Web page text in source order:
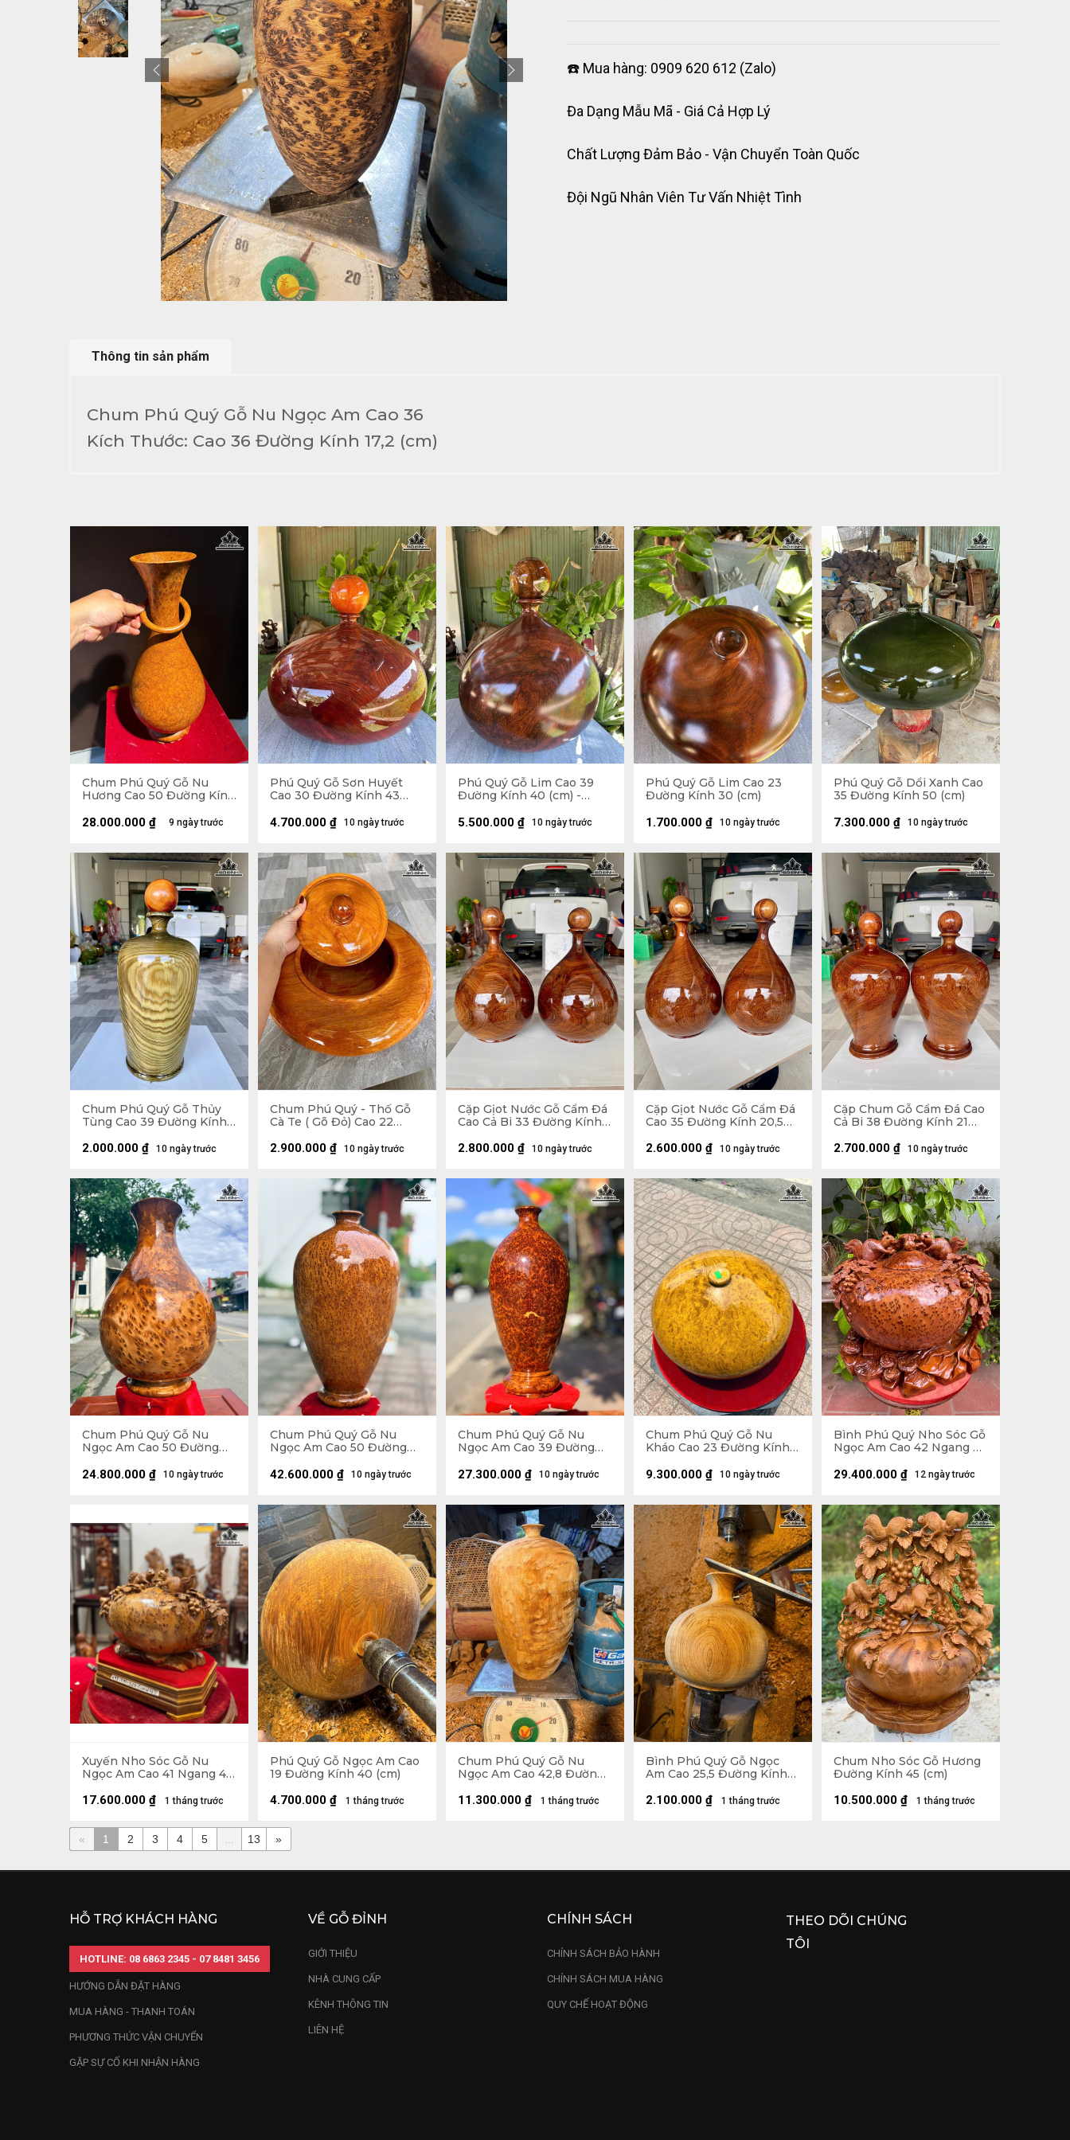
☎️ Mua hàng: 0909 620 612 (Zalo)
Đa Dạng Mẫu Mã - Giá Cả Hợp Lý
Chất Lượng Đảm Bảo - Vận Chuyển Toàn Quốc
Đội Ngũ Nhân Viên Tư Vấn Nhiệt Tình
Thông tin sản phẩm
Chum Phú Quý Gỗ Nu Ngọc Am Cao 36
Kích Thước: Cao 36 Đường Kính 17,2 (cm)
Chum Phú Quý Gỗ Nu
Hương Cao 50 Đường Kính
9 ngày trước
28.000.000 ₫
Phú Quý Gỗ Sơn Huyết
Cao 30 Đường Kính 43
10 ngày trước
4.700.000 ₫
Phú Quý Gỗ Lim Cao 39
Đường Kính 40 (cm) -
10 ngày trước
5.500.000 ₫
Phú Quý Gỗ Lim Cao 23
Đường Kính 30 (cm)
10 ngày trước
1.700.000 ₫
Phú Quý Gỗ Dổi Xanh Cao
35 Đường Kính 50 (cm)
10 ngày trước
7.300.000 ₫
Chum Phú Quý Gỗ Thủy
Tùng Cao 39 Đường Kính
10 ngày trước
2.000.000 ₫
Chum Phú Quý - Thố Gỗ
Cà Te ( Gõ Đỏ) Cao 22
10 ngày trước
2.900.000 ₫
Cặp Gịot Nước Gỗ Cẩm Đá
Cao Cả Bi 33 Đường Kính
10 ngày trước
2.800.000 ₫
Cặp Gịot Nước Gỗ Cẩm Đá
Cao 35 Đường Kính 20,5
10 ngày trước
2.600.000 ₫
Cặp Chum Gỗ Cẩm Đá Cao
Cả Bi 38 Đường Kính 21
10 ngày trước
2.700.000 ₫
Chum Phú Quý Gỗ Nu
Ngọc Am Cao 50 Đường
10 ngày trước
24.800.000 ₫
Chum Phú Quý Gỗ Nu
Ngọc Am Cao 50 Đường
Kính 30 (cm) - Luôn Đế 54
(cm)
10 ngày trước
42.600.000 ₫
Chum Phú Quý Gỗ Nu
Ngọc Am Cao 39 Đường
Kính 21 (cm) - Luôn Đế 43
(cm)
10 ngày trước
27.300.000 ₫
Chum Phú Quý Gỗ Nu
Kháo Cao 23 Đường Kính
10 ngày trước
9.300.000 ₫
Bình Phú Quý Nho Sóc Gỗ
Ngọc Am Cao 42 Ngang 46
12 ngày trước
29.400.000 ₫
Xuyến Nho Sóc Gỗ Nu
Ngọc Am Cao 41 Ngang 48
1 tháng trước
17.600.000 ₫
Phú Quý Gỗ Ngọc Am Cao
19 Đường Kính 40 (cm)
1 tháng trước
4.700.000 ₫
Chum Phú Quý Gỗ Nu
Ngọc Am Cao 42,8 Đường
1 tháng trước
11.300.000 ₫
Bình Phú Quý Gỗ Ngọc
Am Cao 25,5 Đường Kính
1 tháng trước
2.100.000 ₫
Chum Nho Sóc Gỗ Hương
Đường Kính 45 (cm)
1 tháng trước
10.500.000 ₫
« 1 2 3 4 5 13 »
HỖ TRỢ KHÁCH HÀNG
HOTLINE: 08 6863 2345 - 07 8481 3456
HƯỚNG DẪN ĐẶT HÀNG
MUA HÀNG - THANH TOÁN
PHƯƠNG THỨC VẬN CHUYỂN
GẶP SỰ CỐ KHI NHẬN HÀNG
VỀ GỖ ĐỈNH
GIỚI THIỆU
NHÀ CUNG CẤP
KÊNH THÔNG TIN
LIÊN HỆ
CHÍNH SÁCH
CHÍNH SÁCH BẢO HÀNH
CHÍNH SÁCH MUA HÀNG
QUY CHẾ HOẠT ĐỘNG
THEO DÕI CHÚNG
TÔI